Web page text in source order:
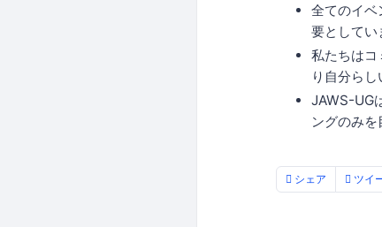
全てのイベ
要としてい
私たちはコ
り自分ら
JAWS-UG
ングのみを
シェア ツイ